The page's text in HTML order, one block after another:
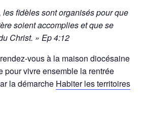
les fidèles sont organisés pour que
soient accomplies et que se
Christ. » Ep 4:12
vous à la maison diocésaine
pour vivre ensemble la rentrée
la démarche Habiter les territoires